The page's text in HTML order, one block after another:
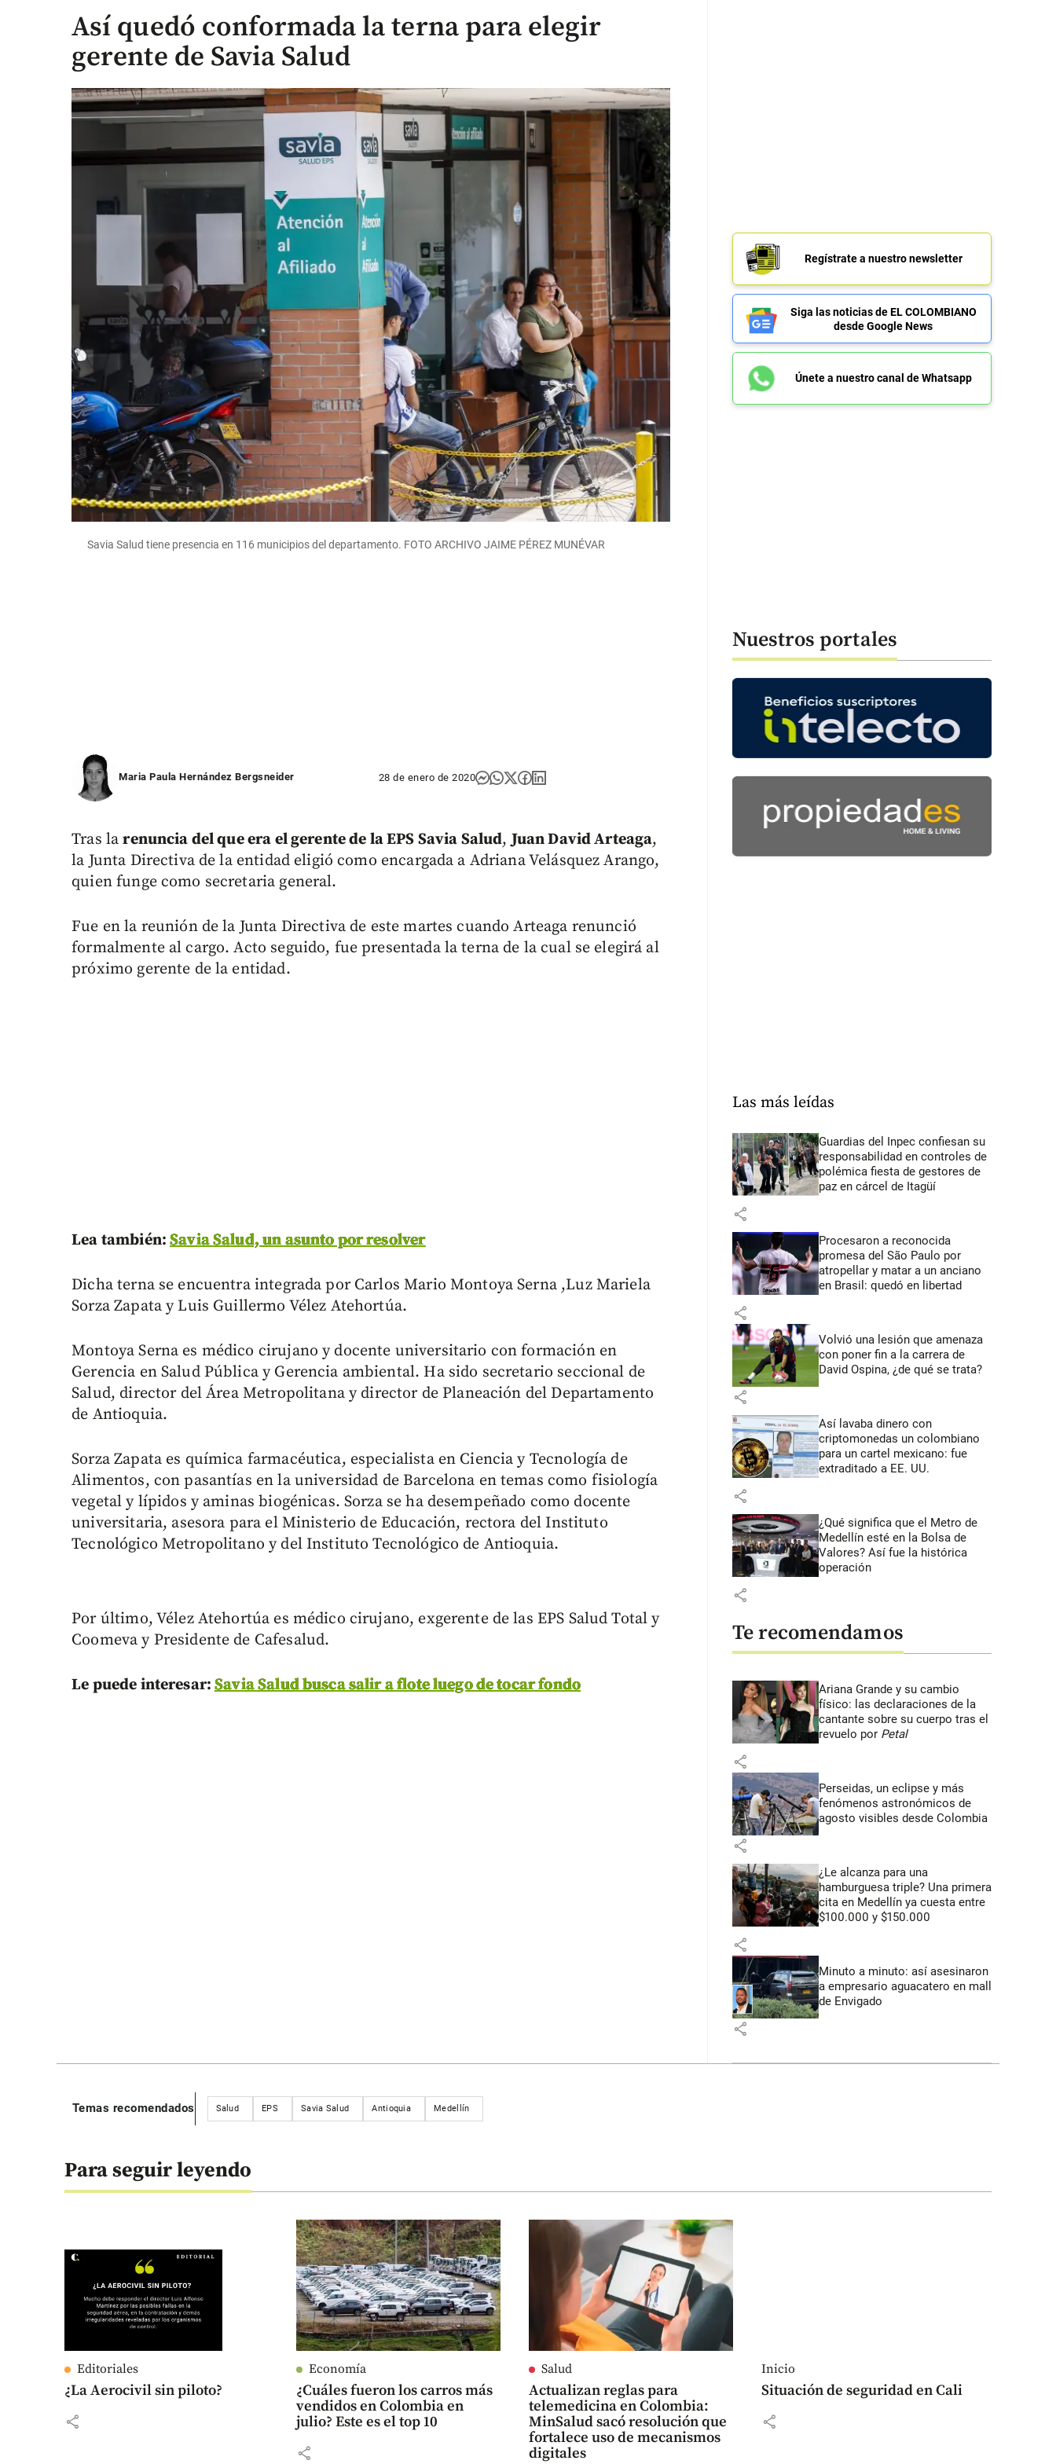
Así quedó conformada la terna para elegir
gerente de Savia Salud
Savia Salud tiene presencia en 116 municipios del departamento. FOTO ARCHIVO JAIME PÉREZ MUNÉVAR
Maria Paula Hernández Bergsneider 28 de enero de 2020
Tras larenuncia del que era el gerente de la EPS Savia Salud,Juan David Arteaga,
la Junta Directiva de la entidad eligió como encargada a Adriana Velásquez Arango,
quien funge como secretaria general.
Fue en la reunión de la Junta Directiva de este martes cuando Arteaga renunció
formalmente al cargo. Acto seguido, fue presentada la terna de la cual se elegirá al
próximo gerente de la entidad.
Lea también:Savia Salud, un asunto por resolver
Dicha terna se encuentra integrada por Carlos Mario Montoya Serna ,Luz Mariela
Sorza Zapata y Luis Guillermo Vélez Atehortúa.
Montoya Serna es médico cirujano y docente universitario con formación en
Gerencia en Salud Pública y Gerencia ambiental. Ha sido secretario seccional de
Salud, director del Área Metropolitana y director de Planeación del Departamento
de Antioquia.
Sorza Zapata es química farmacéutica, especialista en Ciencia y Tecnología de
Alimentos, con pasantías en la universidad de Barcelona en temas como fisiología
vegetal y lípidos y aminas biogénicas. Sorza se ha desempeñado como docente
universitaria, asesora para el Ministerio de Educación, rectora del Instituto
Tecnológico Metropolitano y del Instituto Tecnológico de Antioquia.
Por último, Vélez Atehortúa es médico cirujano, exgerente de las EPS Salud Total y
Coomeva y Presidente de Cafesalud.
Le puede interesar:Savia Salud busca salir a flote luego de tocar fondo
Regístrate a nuestro newsletter
Siga las noticias de EL COLOMBIANO
desde Google News
Únete a nuestro canal de Whatsapp
Nuestros portales
Las más leídas
Guardias del Inpec confiesan su
responsabilidad en controles de
polémica fiesta de gestores de
paz en cárcel de Itagüí
share
Procesaron a reconocida
promesa del São Paulo por
atropellar y matar a un anciano
en Brasil: quedó en libertad
share
Volvió una lesión que amenaza
con poner fin a la carrera de
David Ospina, ¿de qué se trata?
share
Así lavaba dinero con
criptomonedas un colombiano
para un cartel mexicano: fue
extraditado a EE. UU.
share
¿Qué significa que el Metro de
Medellín esté en la Bolsa de
Valores? Así fue la histórica
operación
share
Te recomendamos
Ariana Grande y su cambio
físico: las declaraciones de la
cantante sobre su cuerpo tras el
revuelo por Petal
share
Perseidas, un eclipse y más
fenómenos astronómicos de
agosto visibles desde Colombia
share
¿Le alcanza para una
hamburguesa triple? Una primera
cita en Medellín ya cuesta entre
$100.000 y $150.000
share
Minuto a minuto: así asesinaron
a empresario aguacatero en mall
de Envigado
share
Temas recomendados Salud EPS Savia Salud Antioquia Medellín
Para seguir leyendo
Editoriales
¿La Aerocivil sin piloto?
share
Economía
¿Cuáles fueron los carros más
vendidos en Colombia en
julio? Este es el top 10
share
Salud
Actualizan reglas para
telemedicina en Colombia:
MinSalud sacó resolución que
fortalece uso de mecanismos
digitales
Inicio
Situación de seguridad en Cali
share